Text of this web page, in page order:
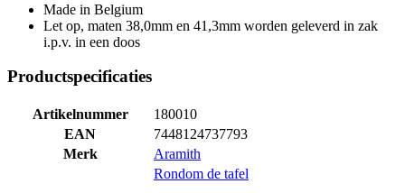
Made in Belgium
Let op, maten 38,0mm en 41,3mm worden geleverd in zak
i.p.v. in een doos
Productspecificaties
Artikelnummer
180010
EAN
7448124737793
Merk
Aramith
Rondom de tafel